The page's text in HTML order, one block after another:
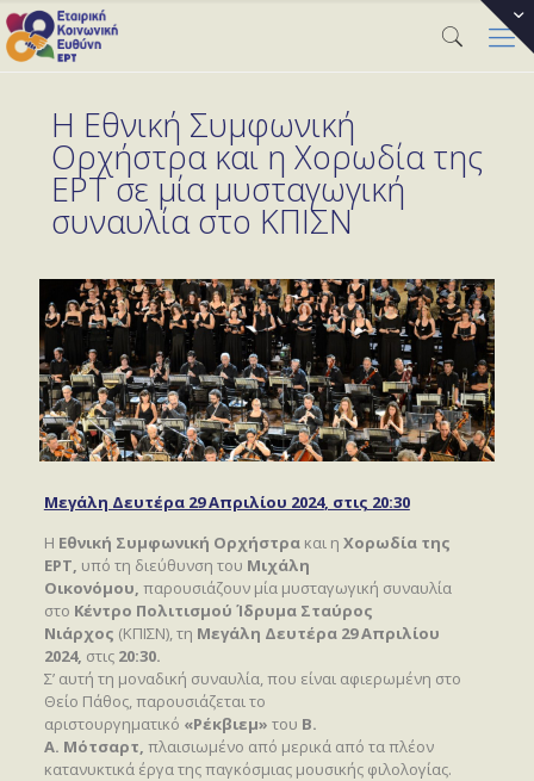
Η Εθνική Συμφωνική
Ορχήστρα και η Χορωδία της
ΕΡΤ σε μία μυσταγωγική
συναυλία στο ΚΠΙΣΝ
Μεγάλη Δευτέρα 29 Απριλίου 2024, στις 20:30
Η Εθνική Συμφωνική Ορχήστρακαι η Χορωδία της
ΕΡΤ, υπό τη διεύθυνση του Μιχάλη
Οικονόμου, παρουσιάζουν μία μυσταγωγική συναυλία
στο Κέντρο Πολιτισμού Ίδρυμα Σταύρος
Νιάρχος (ΚΠΙΣΝ), τη Μεγάλη Δευτέρα 29 Απριλίου
2024, στις 20:30.
Σ’ αυτή τη μοναδική συναυλία, που είναι αφιερωμένη στο
Θείο Πάθος, παρουσιάζεται το
αριστουργηματικό «Ρέκβιεμ» του Β.
Α. Μότσαρτ, πλαισιωμένο από μερικά από τα πλέον
κατανυκτικά έργα της παγκόσμιας μουσικής φιλολογίας.